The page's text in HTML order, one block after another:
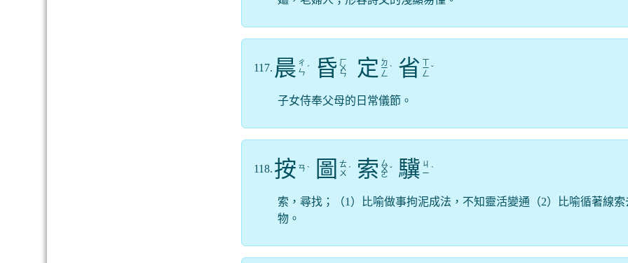
117. 晨 ㄔ
ㄣ ˊ 昏 ㄏ
ㄨ
ㄣ 定 ㄉ
ㄧ
ㄥ
ˋ 省 ㄒ
ㄧ
ㄥ
ˇ
子女侍奉父母的日常儀節。
118. 按 ㄢ ˋ 圖
ㄊ
ㄨ ˊ 索 ㄙ
ㄨ
ㄛ
ˇ 驥 ㄐ
ㄧ ˋ
索，尋找；（1）比喻做事拘泥成法，不知靈活變通（2）比喻循著線
物。